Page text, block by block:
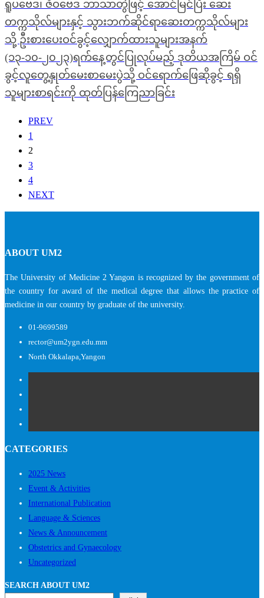
ရူပဗေဒ၊ ဇီဝဗေဒ ဘာသာတွဲဖြင့် အောင်မြင်ပြီး ဆေး
တက္ကသိုလ်များနှင့် သွားဘက်ဆိုင်ရာဆေးတက္ကသိုလ်များ
သို့ ဦးစားပေးဝင်ခွင့်လျှောက်ထားသူများအနက်
(၁၃-၁၀-၂၀၂၃)ရက်နေ့တွင်ပြုလုပ်မည့် ဒုတိယအကြိမ် ဝင်
ခွင့်လူတွေ့နှုတ်မေးစာမေးပွဲသို့ ဝင်ရောက်ဖြေဆိုခွင့် ရရှိ
သူများစာရင်းကို ထုတ်ပြန်ကြေညာခြင်း
PREV
1
2
3
4
NEXT
ABOUT UM2
The University of Medicine 2 Yangon is recognized by the government of
the country for award of the medical degree that allows the practice of
medicine in our country by graduate of the university.
01-9699589
rector@um2ygn.edu.mm
North Okkalapa,Yangon
CATEGORIES
2025 News
Event & Activities
International Publication
Language & Sciences
News & Announcement
Obstetrics and Gynaecology
Uncategorized
SEARCH ABOUT UM2